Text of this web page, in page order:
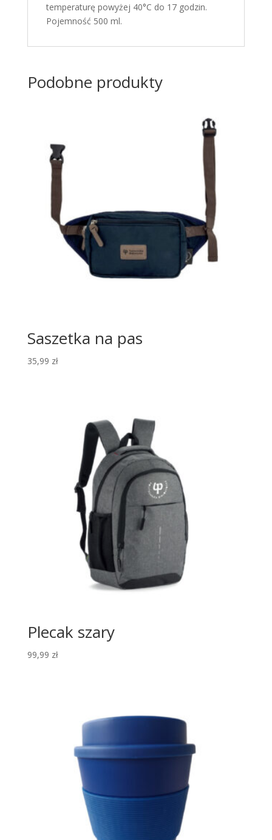
temperaturę powyżej 40°C do 17 godzin.
Pojemność 500 ml.
Podobne produkty
Saszetka na pas
35,99 zł
Plecak szary
99,99 zł